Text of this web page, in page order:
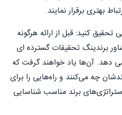
بهتری برقرار نمایند.
تحقیق کنید: قبل از ارائه هرگونه
برندینگ تحقیقات گسترده ای
می دهد. آن‌ها یاد خواهند گرفت که
چه می‌کنند و راه‌هایی را برای
برند مناسب شناسایی